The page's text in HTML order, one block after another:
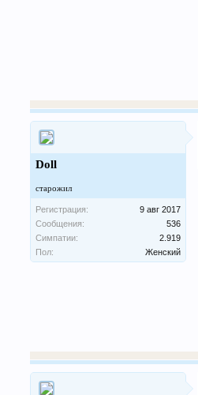
Doll
старожил
Регистрация:
9 авг 2017
Сообщения:
536
Симпатии:
2.919
Пол:
Женский